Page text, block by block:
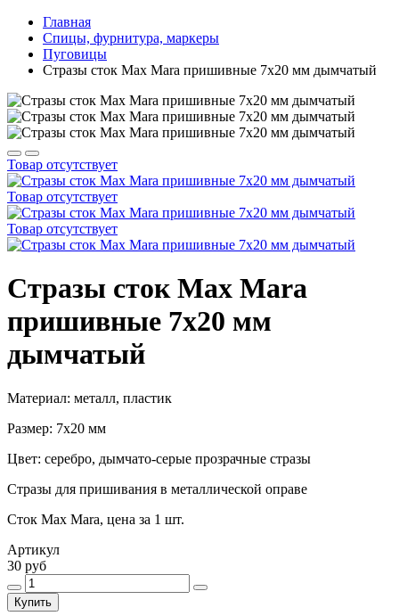
Главная
Спицы, фурнитура, маркеры
Пуговицы
Стразы сток Max Mara пришивные 7х20 мм дымчатый
Товар отсутствует
Товар отсутствует
Товар отсутствует
Стразы сток Max Mara
пришивные 7х20 мм
дымчатый
Материал: металл, пластик
Размер: 7х20 мм
Цвет: серебро, дымчато-серые прозрачные стразы
Стразы для пришивания в металлической оправе
Сток Max Mara, цена за 1 шт.
Артикул
30 руб
Купить